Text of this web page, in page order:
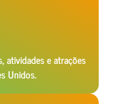
atividades e atrações
Unidos.